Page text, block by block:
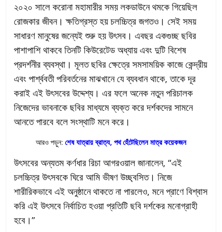
২০২০ সালে করোনা মহামারীর সময় লকডাউনে থমকে গিয়েছিল
রোজকার জীবন। ক্ষতিগ্রস্ত হয় চলচ্চিত্র জগতও। সেই সময়
সাধারণ মানুষের জন্যেই শুরু হয় উৎসব। এবছর একগুচ্ছ ছবির
পাশাপাশি থাকবে তিনটি কিউরেটেড অধ্যায় এবং দুটি বিশেষ
প্রদর্শনীর ব্যবস্থা। মূলত ছবির ক্ষেত্রে সমসাময়িক কাজে কেন্দ্রীয়
এবং পার্শ্ববতী পরিবর্তনের মাঝখানে যে ব্যবধান থাকে, তাকে দূর
করাই এই উৎসবের উদ্দেশ্য। এর ফলে অনেক নতুন পরিচালক
নিজেদের ভাবনাকে ছবির মাধ্যমে ব্যক্ত করে দর্শকদের সামনে
আনতে পারবে বলে সংস্থাটি মনে করে।
আরও পড়ুন: শেষ যাত্রায় ব্রাত্য, পথ হেঁটেছিলেন মাত্র কয়েকজন
উৎসবের অন্যতম কর্ণধার রিচা আগরওয়াল জানালেন, “এই
চলচ্চিত্র উৎসবকে ঘিরে আমি ভীষণ উচ্ছ্বসিত। নিজে
শারীরিকভাবে এই অনুষ্ঠানে থাকতে না পারলেও, মনে প্রাণে বিশ্বাস
করি এই উৎসবে নির্বাচিত হওয়া প্রতিটি ছবি দর্শকের মনোগ্রাহী
হবে।”